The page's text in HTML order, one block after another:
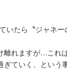
いたら〝ジャネー
離れますが…これ
ていく、という